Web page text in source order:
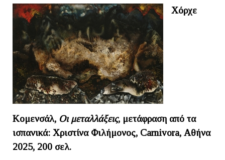
Χόρχε
Κομενσάλ, Οι μεταλλάξεις, μετάφραση από τα
ισπανικά: Χριστίνα Φιλήμονος, Carnivora, Αθήνα
2025, 200 σελ.